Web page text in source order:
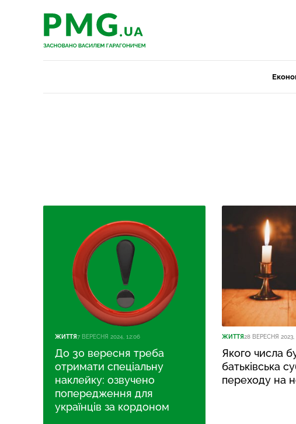
PMG.ua
PMG.ua
ЖИТТЯ7 ВЕРЕСНЯ 2024, 12:06
До 30 вересня треба
отримати спеціальну
наклейку: озвучено
попередження для
українців за кордоном
ЖИТТЯ28 ВЕРЕСНЯ 2023,
Якого числа
батьківська
переходу на